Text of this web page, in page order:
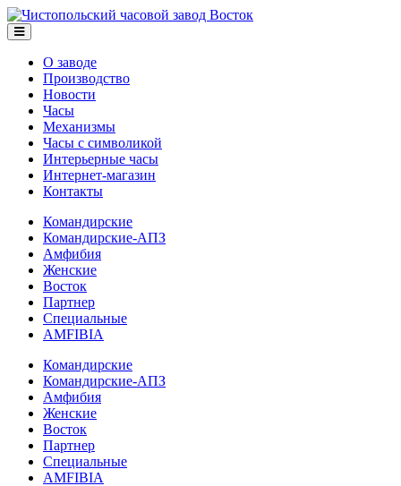
О заводе
Производство
Новости
Часы
Механизмы
Часы с символикой
Интерьерные часы
Интернет-магазин
Контакты
Командирские
Командирские-АПЗ
Амфибия
Женские
Восток
Партнер
Специальные
AMFIBIA
Командирские
Командирские-АПЗ
Амфибия
Женские
Восток
Партнер
Специальные
AMFIBIA